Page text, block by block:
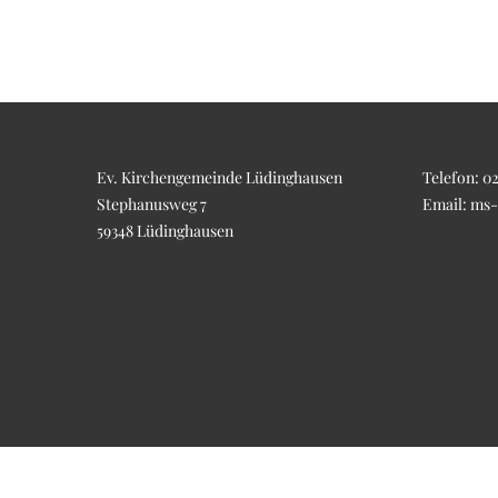
Ev. Kirchengemeinde Lüdinghausen
Stephanusweg 7
59348 Lüdinghausen
Telefon:
Email: